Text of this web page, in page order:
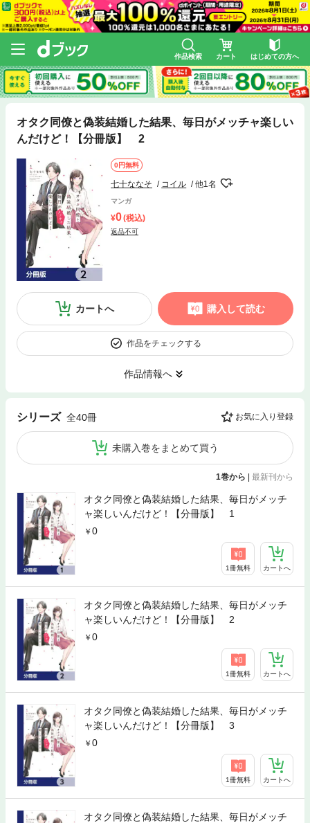
作品検索 カート はじめての方へ
オタク同僚と偽装結婚した結果、毎日がメッチャ楽しい
んだけど！【分冊版】 2
0円無料
七十ななそ コイル 他1名
マンガ
0(税込)
返品不可
カートへ 購入して読む
作品をチェックする
作品情報へ
シリーズ 全40冊 お気に入り登録
未購入巻をまとめて買う
1巻から | 最新刊から
オタク同僚と偽装結婚した結果、毎日がメッチ
ャ楽しいんだけど！【分冊版】 1
0
1冊無料 カートへ
オタク同僚と偽装結婚した結果、毎日がメッチ
ャ楽しいんだけど！【分冊版】 2
0
1冊無料 カートへ
オタク同僚と偽装結婚した結果、毎日がメッチ
ャ楽しいんだけど！【分冊版】 3
0
1冊無料 カートへ
オタク同僚と偽装結婚した結果、毎日がメッチ